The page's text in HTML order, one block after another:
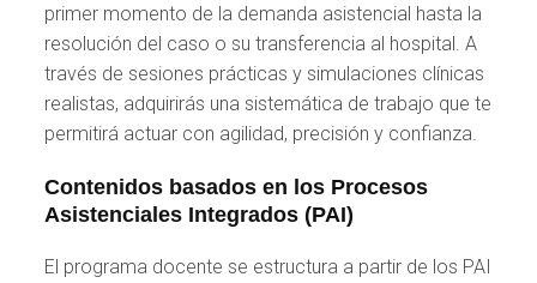
primer momento de la demanda asistencial hasta la
resolución del caso o su transferencia al hospital. A
través de sesiones prácticas y simulaciones clínicas
realistas, adquirirás una sistemática de trabajo que te
permitirá actuar con agilidad, precisión y confianza.
Contenidos basados en los Procesos
Asistenciales Integrados (PAI)
El programa docente se estructura a partir de los PAI